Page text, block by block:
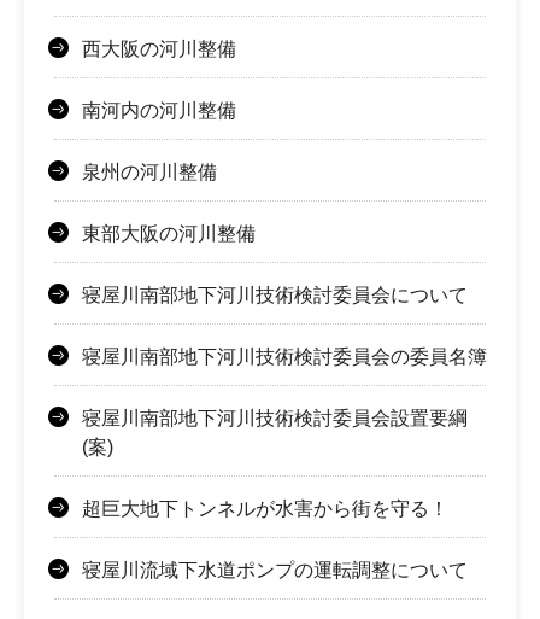
西大阪の河川整備
南河内の河川整備
泉州の河川整備
東部大阪の河川整備
寝屋川南部地下河川技術検討委員会について
寝屋川南部地下河川技術検討委員会の委員名簿
寝屋川南部地下河川技術検討委員会設置要綱
(案)
超巨大地下トンネルが水害から街を守る！
寝屋川流域下水道ポンプの運転調整について